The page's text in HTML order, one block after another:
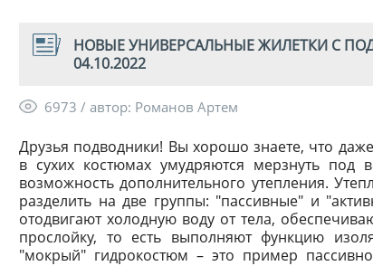
НОВЫЕ УНИВЕРСАЛЬНЫЕ ЖИЛЕТКИ С
04.10.2022
6973 / автор: Романов Артем
Друзья подводники! Вы хорошо знаете, что
в сухих костюмах умудряются мерзнуть под
возможность дополнительного утепления.
разделить на две группы: "пассивные" и
отодвигают холодную воду от тела,
прослойку, то есть выполняют функцию
"мокрый" гидрокостюм – это пример